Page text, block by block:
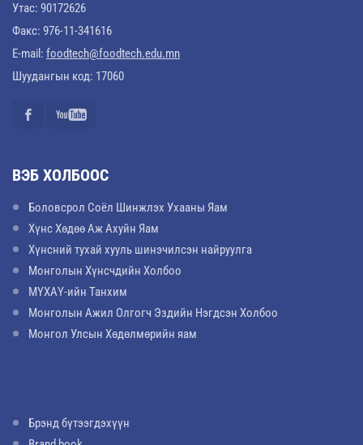
Утас: 90172626
Факс: 976-11-341616
E-mail: foodtech@foodtech.edu.mn
Шуудангын код: 17060
ВЭБ ХОЛБООС
Боловсрол Соёл Шинжлэх Ухааны Яам
Хүнс Хөдөө Аж Ахуйн Яам
Хүнсний тухай хууль шинэчилсэн найруулга
Монголын Хүнсчдийн Холбоо
МҮХАҮ-ийн Танхим
Монголын Ажил Олгогч Эздийн Нэгдсэн Холбоо
Монгол Улсын Хөдөлмөрийн яам
Брэнд бүтээгдэхүүн